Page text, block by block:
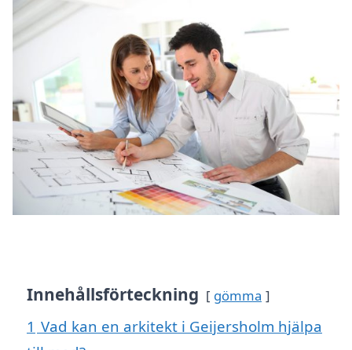
Innehållsförteckning gömma
1 Vad kan en arkitekt i Geijersholm hjälpa